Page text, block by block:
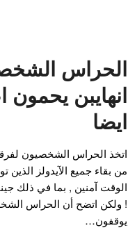
الحراس
انهايبن
ايضا
اتخذ الحراس الشخصيون
من بقاء جميع الآيدولز الذين
الوقت آمنين , بما في ذلك
! ولكن اتضح أن الحراس
يوقفون…